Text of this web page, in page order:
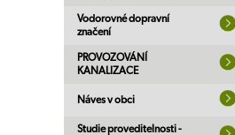
Vodorovné dopravní
značení
PROVOZOVÁNÍ
KANALIZACE
Náves v obci
Studie proveditelnosti -